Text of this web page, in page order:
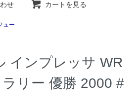
せ カートを見る
ュー
インプレッサ WR
リー 優勝 2000 #